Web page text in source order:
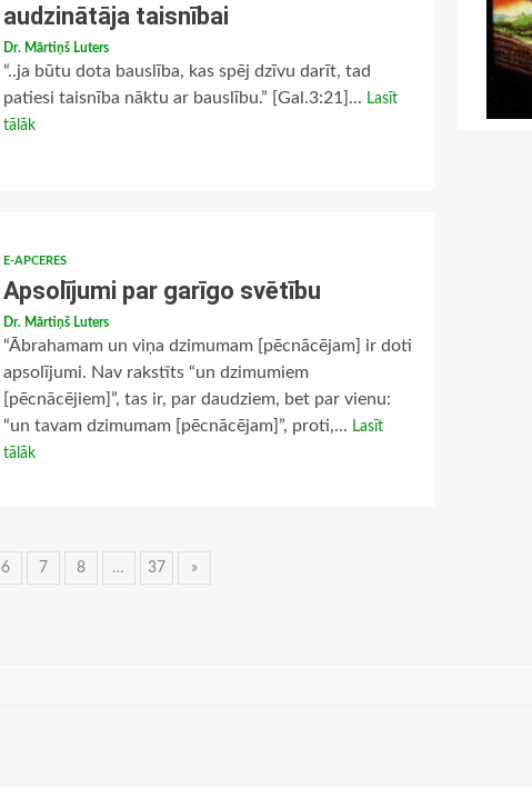
audzinātāja taisnībai
Dr. Mārtiņš Luters
“..ja būtu dota bauslība, kas spēj dzīvu darīt, tad
patiesi taisnība nāktu ar bauslību.” [Gal.3:21]... Lasīt
tālāk
E-APCERES
Apsolījumi par garīgo svētību
Dr. Mārtiņš Luters
“Ābrahamam un viņa dzimumam [pēcnācējam] ir doti
apsolījumi. Nav rakstīts “un dzimumiem
[pēcnācējiem]”, tas ir, par daudziem, bet par vienu:
“un tavam dzimumam [pēcnācējam]”, proti,... Lasīt
tālāk
6 7 8 … 37 »